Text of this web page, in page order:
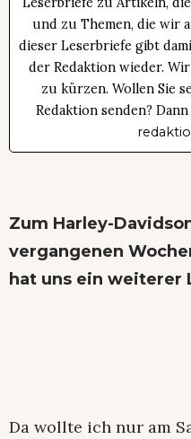
und zu Themen, die wir
dieser Leserbriefe gibt
der Redaktion wieder.
zu kürzen. Wollen Sie
Redaktion senden?
Zum Harley-
vergangenen
hat uns ein weiterer
Da wollte ich nur am